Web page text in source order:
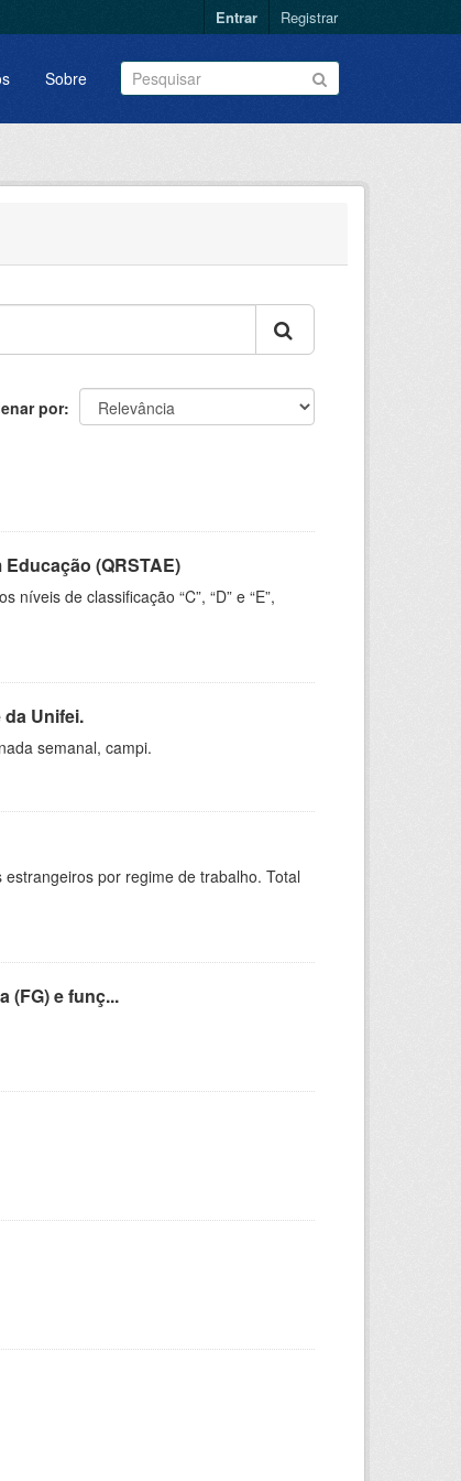
Entrar Registrar
Sobre
por
(QRSTAE)
de classificação “C”, “D” e “E”,
Unifei.
semanal, campi.
por regime de trabalho. Total
(FG) e funç...